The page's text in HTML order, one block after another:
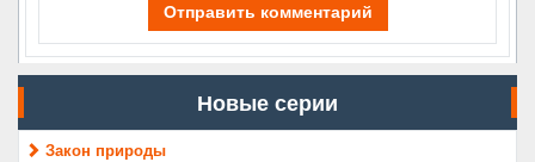
Отправить комментарий
Новые серии
Закон природы